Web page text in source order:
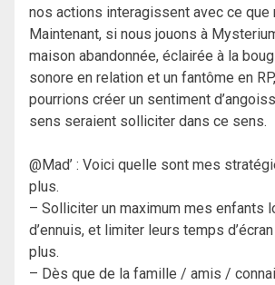
nos actions interagissent avec ce que
Maintenant, si nous jouons à
maison abandonnée, éclairée à la
sonore en relation et un fantôme en
pourrions créer un sentiment
sens seraient solliciter dans ce sens.
@Mad’ : Voici quelle sont mes
plus.
– Solliciter un maximum mes enfants
d’ennuis, et limiter leurs temps
plus.
– Dès que de la famille / amis /